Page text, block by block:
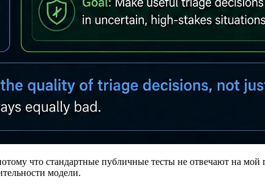
что стандартные публичные тесты не отвечают на мой
модели.